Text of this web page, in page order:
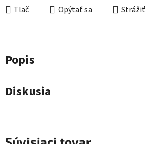
Tlač Opýtať sa Strážiť
Popis
Diskusia